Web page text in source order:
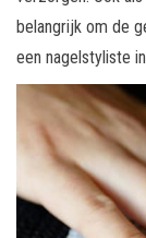
belangrijk om de
een nagelstyliste